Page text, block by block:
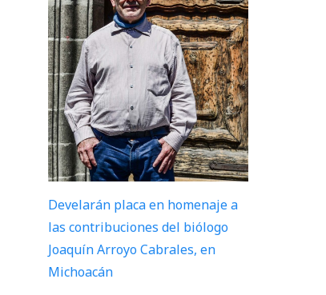
Develarán placa en homenaje a
las contribuciones del biólogo
Joaquín Arroyo Cabrales, en
Michoacán